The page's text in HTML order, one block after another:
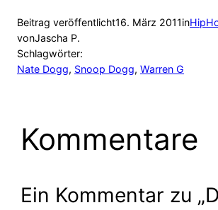
Beitrag veröffentlicht16. März 2011in
vonJascha P.
Schlagwörter:
Nate Dogg, Snoop Dogg, Warren G
Kommentare
Ein Kommentar zu